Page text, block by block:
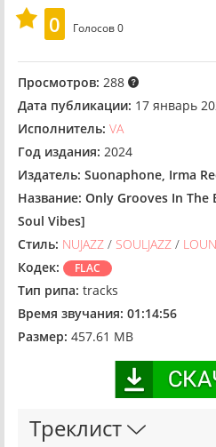
0
Голосов0
Просмотров: 288
Дата публикации: 17 январь
Исполнитель: VA
Год издания: 2024
Издатель: Suonaphone, Irma
Название: Only Grooves In The
Soul Vibes]
Стиль: NUJAZZ / SOULJAZZ /
Кодек:
FLAC
Тип рипа: tracks
Время звучания: 01:14:56
Размер: 457.61 MB
Треклист